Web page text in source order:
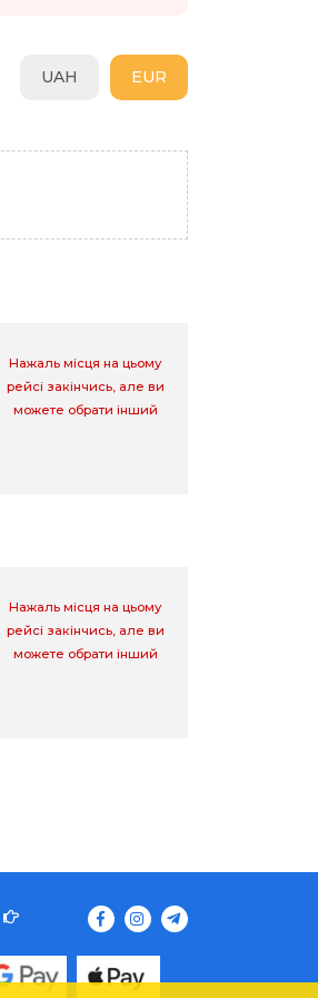
EUR
UAH
Нажаль місця на цьому
рейсі закінчись, але ви
можете обрати інший
Нажаль місця на цьому
рейсі закінчись, але ви
можете обрати інший